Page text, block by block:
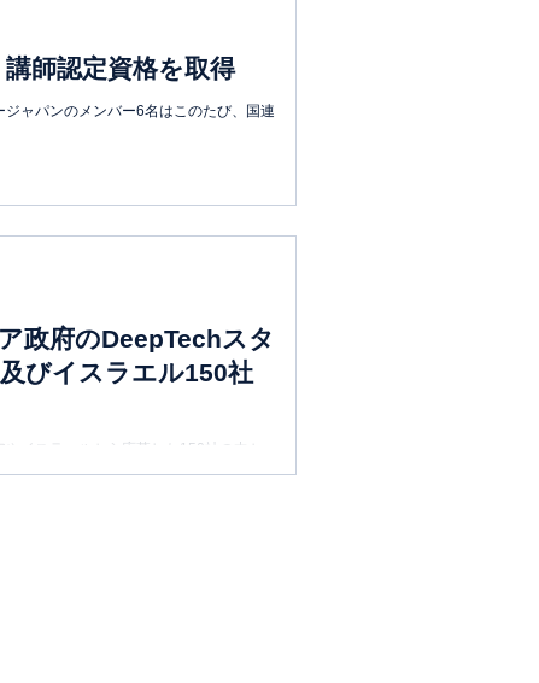
師認定資格を取得
ャパンのメンバー6名はこのたび、国連
政府のDeepTechスタ
びイスラエル150社
イスラエルから応募した150社の中か